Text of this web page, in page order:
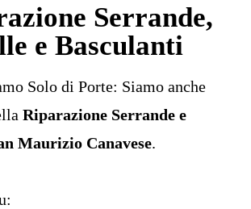
Serrande,
e Basculanti
Solo di Porte: Siamo anche
Riparazione Serrande e
Maurizio Canavese.